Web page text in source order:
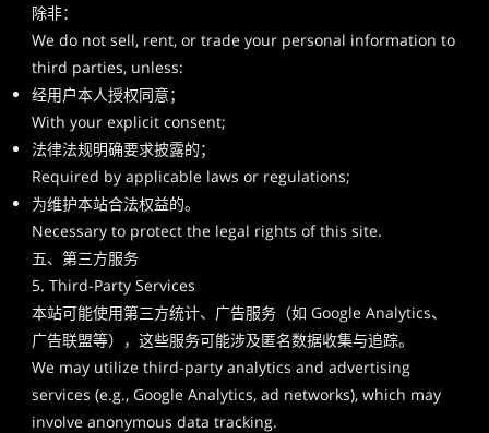
除非：
We do not sell, rent, or trade your personal information to
third parties, unless:
经用户本人授权同意；
With your explicit consent;
法律法规明确要求披露的；
Required by applicable laws or regulations;
为维护本站合法权益的。
Necessary to protect the legal rights of this site.
五、第三方服务
5. Third-Party Services
本站可能使用第三方统计、广告服务（如 Google Analytics、
广告联盟等），这些服务可能涉及匿名数据收集与追踪。
We may utilize third-party analytics and advertising
services (e.g., Google Analytics, ad networks), which may
involve anonymous data tracking.